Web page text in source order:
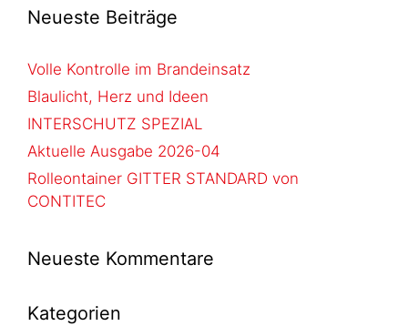
Neueste Beiträge
Volle Kontrolle im Brandeinsatz
Blaulicht, Herz und Ideen
INTERSCHUTZ SPEZIAL
Aktuelle Ausgabe 2026-04
Rolleontainer GITTER STANDARD von
CONTITEC
Neueste Kommentare
Kategorien